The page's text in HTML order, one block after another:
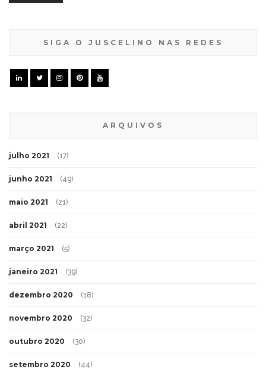
SIGA O JUSCELINO NAS REDES
ARQUIVOS
julho 2021 (17)
junho 2021 (49)
maio 2021 (21)
abril 2021 (22)
março 2021 (5)
janeiro 2021 (39)
dezembro 2020 (18)
novembro 2020 (32)
outubro 2020 (30)
setembro 2020 (44)